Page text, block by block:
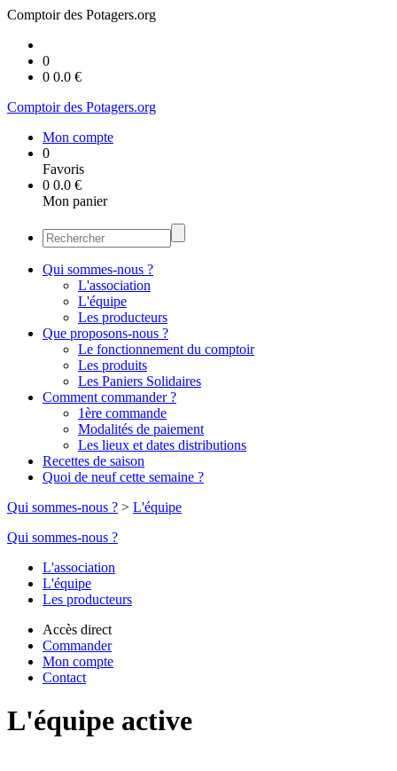
Comptoir des Potagers.org
0
0 0.0 €
Comptoir des Potagers.org
Mon compte
0
Favoris
0 0.0 €
Mon panier
Qui sommes-nous ?
L'association
L'équipe
Les producteurs
Que proposons-nous ?
Le fonctionnement du comptoir
Les produits
Les Paniers Solidaires
Comment commander ?
1ère commande
Modalités de paiement
Les lieux et dates distributions
Recettes de saison
Quoi de neuf cette semaine ?
Qui sommes-nous ? > L'équipe
Qui sommes-nous ?
L'association
L'équipe
Les producteurs
Accès direct
Commander
Mon compte
Contact
L'équipe active